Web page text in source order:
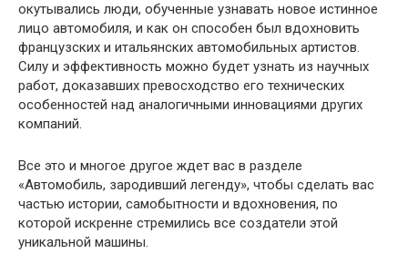
окутывались люди, обученные узнавать новое истинное
лицо автомобиля, и как он способен был вдохновить
французских и итальянских автомобильных артистов.
Силу и эффективность можно будет узнать из научных
работ, доказавших превосходство его технических
особенностей над аналогичными инновациями других
компаний.
Все это и многое другое ждет вас в разделе
«Автомобиль, зародивший легенду», чтобы сделать вас
частью истории, самобытности и вдохновения, по
которой искренне стремились все создатели этой
уникальной машины.